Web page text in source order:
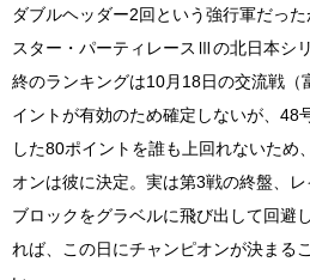
ダブルヘッダー2回という強行軍だっ
スター・パーティレースⅢの北日本シ
終のランキングは10月18日の交流戦（
イントが有効のため確定しないが、48
した80ポイントを誰も上回れないため
オンは彼に決定。実は第3戦の終盤、
ブロックをグラベルに飛び出して回避
れば、この日にチャンピオンが決まる